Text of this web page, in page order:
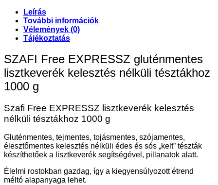
Leírás
További információk
Vélemények (0)
Tájékoztatás
SZAFI Free EXPRESSZ gluténmentes
lisztkeverék kelesztés nélküli tésztákhoz
1000 g
Szafi Free EXPRESSZ lisztkeverék kelesztés
nélküli tésztákhoz 1000 g
Gluténmentes, tejmentes, tojásmentes, szójamentes,
élesztőmentes kelesztés nélküli édes és sós „kelt” tészták
készíthetőek a lisztkeverék segítségével, pillanatok alatt.
Élelmi rostokban gazdag, így a kiegyensúlyozott étrend
méltó alapanyaga lehet.